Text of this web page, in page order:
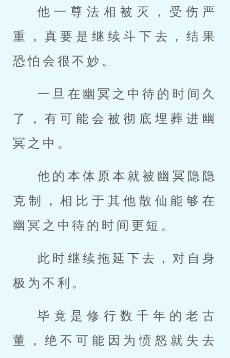
他一尊法相被灭，受伤严
重，真要是继续斗下去，结果
恐怕会很不妙。
一旦在幽冥之中待的时间久
了，有可能会被彻底埋葬进幽
冥之中。
他的本体原本就被幽冥隐隐
克制，相比于其他散仙能够在
幽冥之中待的时间更短。
此时继续拖延下去，对自身
极为不利。
毕竟是修行数千年的老古
董，绝不可能因为愤怒就失去